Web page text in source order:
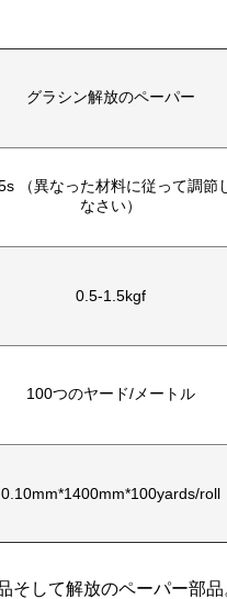
グラシン解放のペーパー
（異なった材料に従って調節
なさい）
0.5-1.5kgf
100つのヤード/メートル
0.10mm*1400mm*100yards/roll
して解放のペーパー部